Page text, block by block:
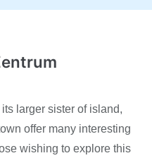
larger sister of island,
offer many interesting
wishing to explore this